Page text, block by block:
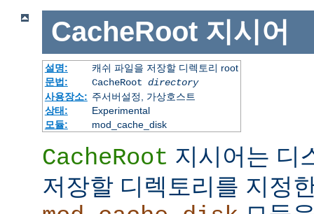
CacheRoot 지시어
설명:
캐쉬 파일을 저장할 디렉토리 root
문법:
CacheRoot directory
사용장소: 주서버설정, 가상호스트
상태:
Experimental
모듈:
mod_cache_disk
CacheRoot 지시어는 디
저장할 디렉토리를 지정